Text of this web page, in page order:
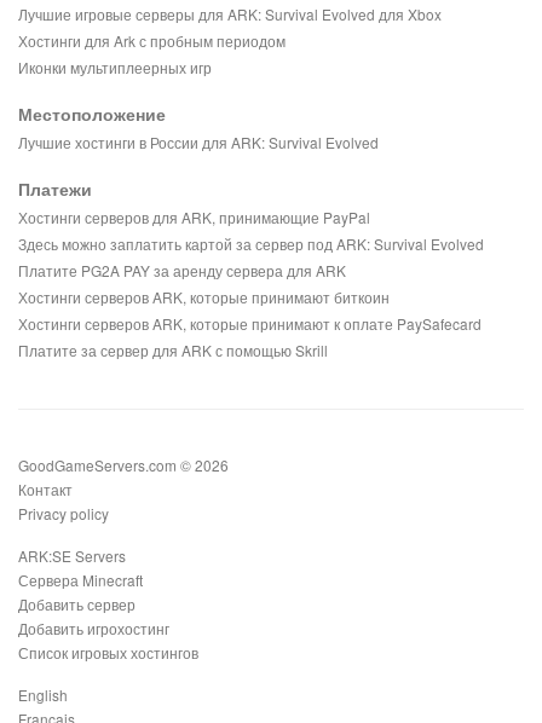
Лучшие игровые серверы для ARK: Survival Evolved для Xbox
Хостинги для Ark с пробным периодом
Иконки мультиплеерных игр
Местоположение
Лучшие хостинги в России для ARK: Survival Evolved
Платежи
Хостинги серверов для ARK, принимающие PayPal
Здесь можно заплатить картой за сервер под ARK: Survival Evolved
Платите PG2A PAY за аренду сервера для ARK
Хостинги серверов ARK, которые принимают биткоин
Хостинги серверов ARK, которые принимают к оплате PaySafecard
Платите за сервер для ARK с помощью Skrill
GoodGameServers.com © 2026
Контакт
Privacy policy
ARK:SE Servers
Сервера Minecraft
Добавить сервер
Добавить игрохостинг
Список игровых хостингов
English